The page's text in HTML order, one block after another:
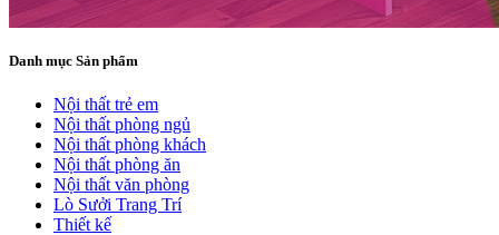
Danh mục Sản phẩm
Nội thất trẻ em
Nội thất phòng ngủ
Nội thất phòng khách
Nội thất phòng ăn
Nội thất văn phòng
Lò Sưởi Trang Trí
Thiết kế